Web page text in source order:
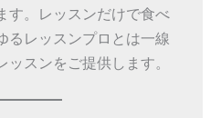
す。レッスンだけで食べ
るレッスンプロとは一線
スンをご提供します。